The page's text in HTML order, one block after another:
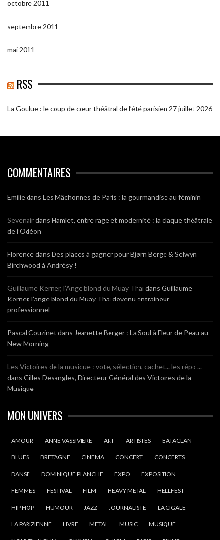
octobre 2011
septembre 2011
mai 2011
RSS
La Goulue : le coup de cœur théâtral de l’été parisien 27 juillet 2026
COMMENTAIRES
Emiliedans Les Mâchonnes de Paris : la gourmandise au féminin
Sevenairdans Hamlet, entre rage et modernité : la claque théâtrale
de l’Odéon
Florencedans Des places à gagner pour Bjørn Berge & Selwyn
Birchwood à Andrésy !
Guillaume Kerner, l’Ange blond du Muay Thaïdans Guillaume
Kerner, l’ange blond du Muay Thaï devenu entraineur
professionnel
Pascal Couzinet dans Jeanette Berger : La Soul à Fleur de Peau au
New Morning
Les Victoires de la musique : vote, sélection, cachet... les répo ...
dans Gilles Desangles, Directeur Général des Victoires de la
Musique
MON UNIVERS
AMOUR ANNE VASSIVIERE ART ARTISTES BATACLAN
BLUES BRETAGNE CINEMA CONCERT CONCERTS
DANSE DOMINIQUE PLANCHE EXPO EXPOSITION
FEMMES FESTIVAL FILM HEAVY METAL HELLFEST
HIP HOP HUMOUR JAZZ JOURNALISTE LA CIGALE
LA PARIZIENNE LIVRE METAL MUSIC MUSIQUE